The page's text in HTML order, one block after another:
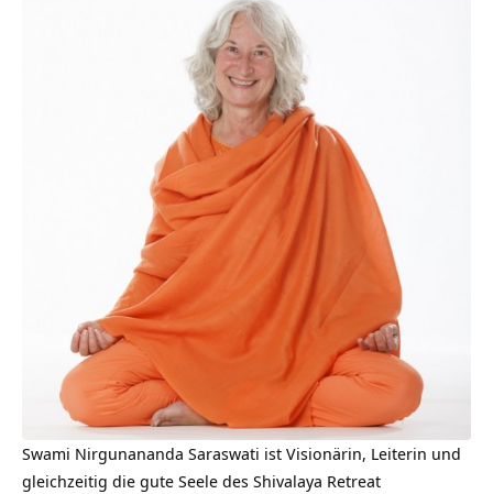
Swami Nirgunananda Saraswati ist Visionärin, Leiterin und
gleichzeitig die gute Seele des Shivalaya Retreat